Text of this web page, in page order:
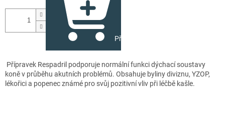
Přidat do košíku
Přípravek Respadril podporuje normální funkci dýchací soustavy
koně v průběhu akutních problémů. Obsahuje byliny diviznu, YZOP,
lékořici a popenec známé pro svůj pozitivní vliv při léčbě kašle.